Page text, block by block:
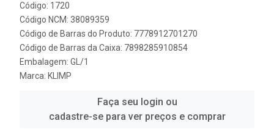
Código: 1720
Código NCM: 38089359
Código de Barras do Produto: 7778912701270
Código de Barras da Caixa: 7898285910854
Embalagem: GL/1
Marca: KLIMP
Faça seu login ou
cadastre-se para ver preços e comprar